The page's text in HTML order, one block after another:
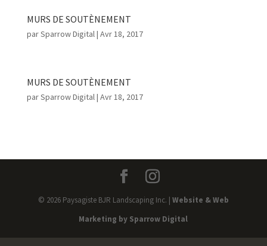
MURS DE SOUTÈNEMENT
parSparrow Digital| Avr 18, 2017
MURS DE SOUTÈNEMENT
parSparrow Digital| Avr 18, 2017
© 2026Paysagiste BJR Landscaping Inc. | Website & Web
Marketing by Sparrow Digital